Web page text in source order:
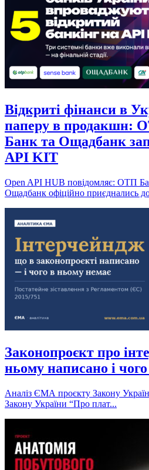
Відкриті фінанси в
паперу в продакшн:
Банк та Ощадбанк
API KIT
Open API HUB повідомляє: ОТП
Ощадбанк офіційно приєднались
Законопроєкт про
ньому написано і
Аналіз ЄМА проєкту Закону
Закону України “Про плат...